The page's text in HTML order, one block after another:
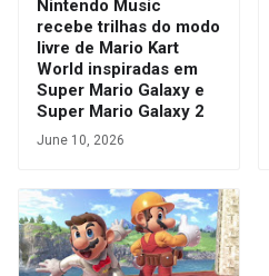
Nintendo Music
recebe trilhas do modo
livre de Mario Kart
World inspiradas em
Super Mario Galaxy e
Super Mario Galaxy 2
June 10, 2026